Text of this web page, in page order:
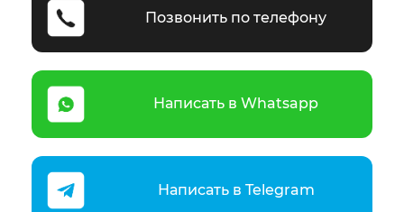
Позвонить по телефону
Написать в Whatsapp
Написать в Telegram